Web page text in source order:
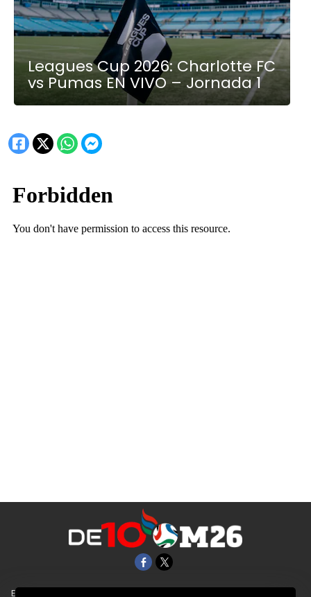
Leagues Cup 2026: Charlotte FC
vs Pumas EN VIVO – Jornada 1
EL UNIVERSAL